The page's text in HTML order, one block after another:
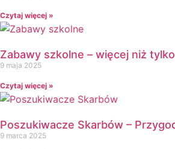
Ferie
Fotobudka
G
Gazetki do druku
Girlandy
Girlandy na LATO
Grinch
Czytaj więcej »
Zabawy szkolne – więcej niż
9 maja 2025
Czytaj więcej »
Poszukiwacze Skarbów –
9 marca 2025